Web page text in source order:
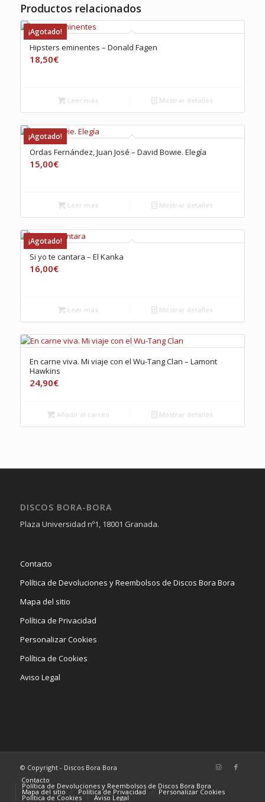
Productos relacionados
¡Agotado!
Hipsters eminentes – Donald Fagen
18,50€
Leer más Mostrar detalles
¡Agotado!
Ordas Fernández, Juan José – David Bowie. Elegía
15,00€
Leer más Mostrar detalles
¡Agotado!
Si yo te cantara – El Kanka
16,00€
Leer más Mostrar detalles
En carne viva. Mi viaje con el Wu-Tang Clan – Lamont
Hawkins
24,90€
Añadir al carrito Mostrar detalles
DISCOS BORA-BORA
Plaza Universidad nº1, 18001 Granada.
Contacto
Política de Devoluciones y Reembolsos de Discos Bora Bora
Mapa del sitio
Política de Privacidad
Personalizar Cookies
Política de Cookies
Aviso Legal
© Copyright - Discos Bora Bora
Contacto
Política de Devoluciones y Reembolsos de Discos Bora Bora
Mapa del sitio Política de Privacidad Personalizar Cookies
Política de Cookies Aviso Legal